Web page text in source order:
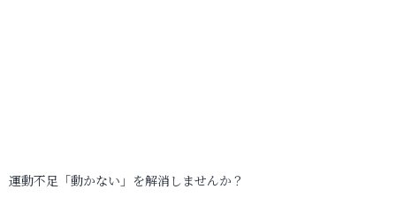
運動不足「動かない」を解消しませんか？